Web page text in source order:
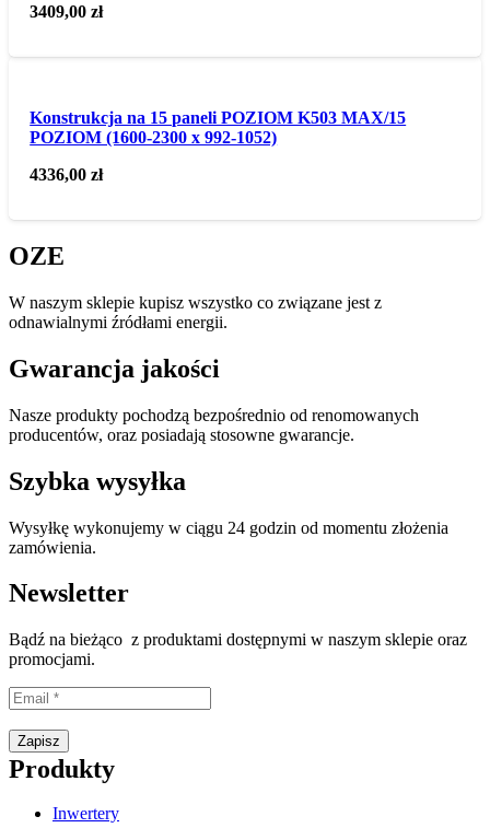
3409,00zł
Konstrukcja na 15 paneli POZIOM K503 MAX/15
POZIOM (1600-2300 x 992-1052)
4336,00zł
OZE
W naszym sklepie kupisz wszystko co związane jest z
odnawialnymi źródłami energii.
Gwarancja jakości
Nasze produkty pochodzą bezpośrednio od renomowanych
producentów, oraz posiadają stosowne gwarancje.
Szybka wysyłka
Wysyłkę wykonujemy w ciągu 24 godzin od momentu złożenia
zamówienia.
Newsletter
Bądź na bieżąco z produktami dostępnymi w naszym sklepie oraz
promocjami.
Zapisz
Produkty
Inwertery